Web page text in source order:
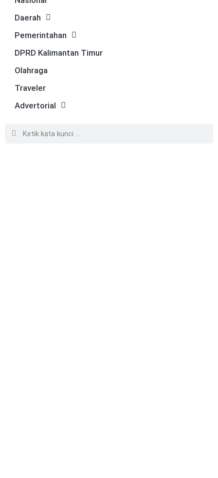
Daerah
Pemerintahan
DPRD Kalimantan Timur
Olahraga
Traveler
Advertorial